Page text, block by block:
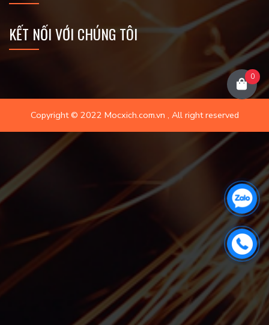
KẾT NỐI VỚI CHÚNG TÔI
Copyright © 2022 Mocxich.com.vn , All right reserved
0